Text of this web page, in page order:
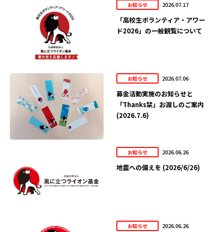
お知らせ 2026.07.17
「高校生ボランティア・アワー
ド2026」の一般観覧について
お知らせ 2026.07.06
募金活動実施のお知らせと
「Thanks栞」お渡しのご案内
(2026.7.6)
お知らせ 2026.06.26
地震への備えを (2026/6/26)
お知らせ 2026.06.26